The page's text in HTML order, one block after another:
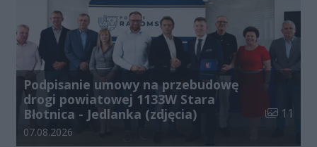
Podpisanie umowy na przebudowę
drogi powiatowej 1133W Stara
Błotnica - Jedlanka (zdjęcia)
Liczba
11
Data dodania galerii:
07.08.2026